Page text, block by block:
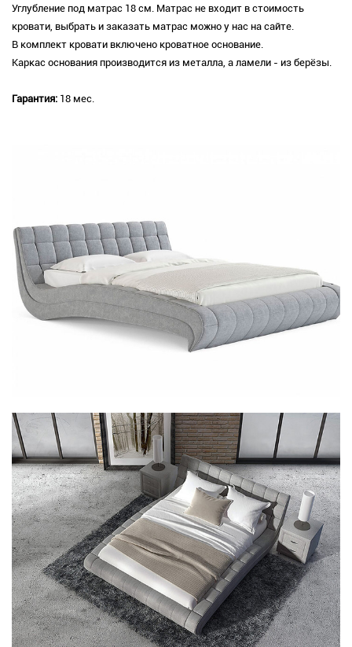
Углубление под матрас 18 см. Матрас не входит в стоимость
кровати, выбрать и заказать матрас можно у нас на сайте.
В комплект кровати включено кроватное основание.
Каркас основания производится из металла, а ламели - из берёзы.
Гарантия: 18 мес.